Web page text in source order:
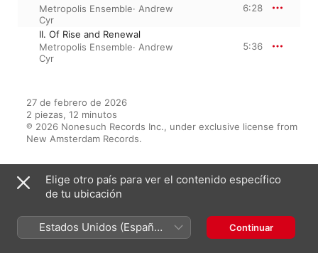
Metropolis Ensemble· Andrew
Cyr
6:28
II. Of Rise and Renewal
Metropolis Ensemble· Andrew
Cyr
5:36
27 de febrero de 2026
2 piezas, 12 minutos
℗ 2026 Nonesuch Records Inc., under exclusive license from
New Amsterdam Records.
Del álbum
Elige otro país para ver el contenido específico
de tu ubicación
Estados Unidos (Español
México)
Continuar